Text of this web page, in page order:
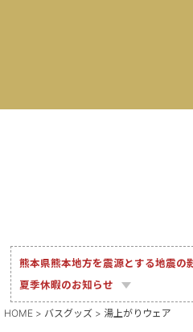
熊本県熊本地方を震源とする地震の
夏季休暇のお知らせ
HOME バスグッズ 湯上がりウェア